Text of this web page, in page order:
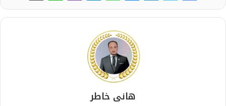
هانى خاطر